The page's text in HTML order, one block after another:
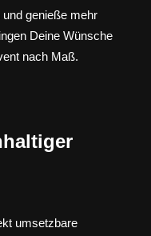
genieße mehr
Deine Wünsche
nach Maß.
umsetzbare